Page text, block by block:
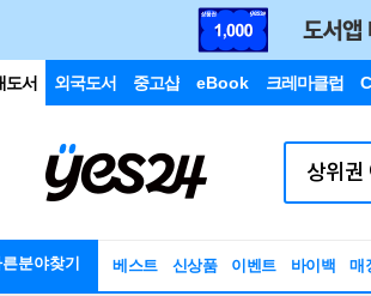
도서 외국도서 중고샵 eBook 크레마클럽
분야찾기 베스트 신상품 이벤트 바이백 매